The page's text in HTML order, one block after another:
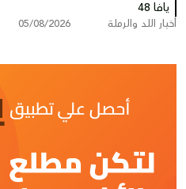
المغدور سامي أحمد
جعصوص في اللد
يافا 48
أخبار اللد والرملة 05/08/2026